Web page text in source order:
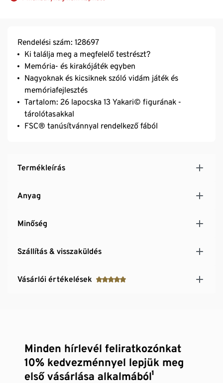
Rendelési szám: 128697
Ki találja meg a megfelelő testrészt?
Memória- és kirakójáték egyben
Nagyoknak és kicsiknek szóló vidám játék és
memóriafejlesztés
Tartalom: 26 lapocska 13 Yakari© figurának -
tárolótasakkal
FSC® tanúsítvánnyal rendelkező fából
Termékleírás
Anyag
Minőség
Szállítás & visszaküldés
Vásárlói értékelések
Minden hírlevél feliratkozónkat
10% kedvezménnyel lepjük meg
első vásárlása alkalmából¹